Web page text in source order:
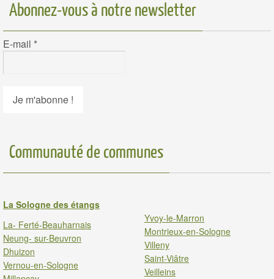
Abonnez-vous à notre newsletter
E-mail *
Communauté de communes
La Sologne des étangs
La- Ferté-Beauharnais
Neung- sur-Beuvron
Dhuizon
Vernou-en-Sologne
Yvoy-le-Marron
Montrieux-en-Sologne
Villeny
Saint-Viâtre
Veilleins